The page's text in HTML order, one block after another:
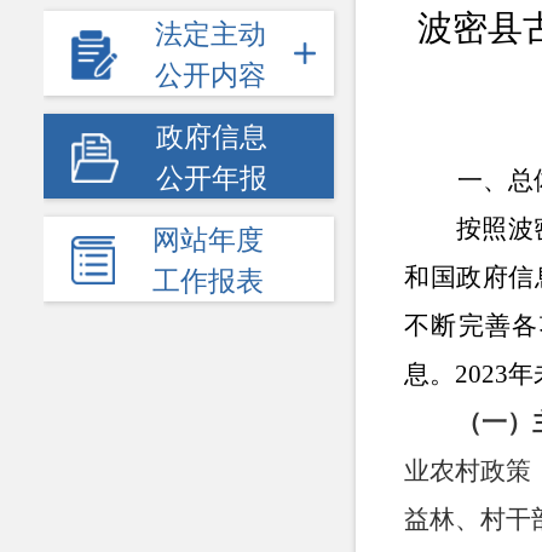
法定主动
公开内容
政府信息
公开年报
网站年度
工作报表
波密县
一、总
按照波
和国政府
不断完善
息。 2023
（一
业农村政策
益林、村干